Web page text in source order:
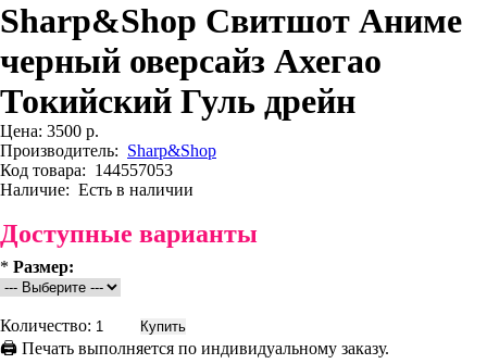
Sharp&Shop Свитшот Аниме
черный оверсайз Ахегао
Токийский Гуль дрейн
Цена: 3500 р.
Производитель: Sharp&Shop
Код товара: 144557053
Наличие: Есть в наличии
Доступные варианты
* Размер:
Количество:
🖨 Печать выполняется по индивидуальному заказу.